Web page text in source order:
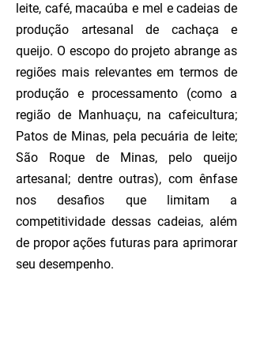
leite, café, macaúba e mel e cadeias de
produção artesanal de cachaça e
queijo. O escopo do projeto abrange as
regiões mais relevantes em termos de
produção e processamento (como a
região de Manhuaçu, na cafeicultura;
Patos de Minas, pela pecuária de leite;
São Roque de Minas, pelo queijo
artesanal; dentre outras), com ênfase
nos desafios que limitam a
competitividade dessas cadeias, além
de propor ações futuras para aprimorar
seu desempenho.